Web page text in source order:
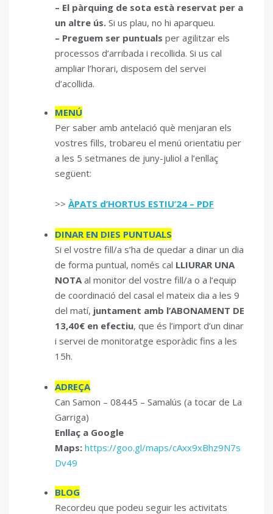
– El pàrquing de sota està reservat per a
un altre ús. Si us plau, no hi aparqueu.
– Preguem ser puntuals per agilitzar els
processos d’arribada i recollida. Si us cal
ampliar l’horari, disposem del servei
d’acollida.
MENÚ
Per saber amb antelació què menjaran els
vostres fills, trobareu el menú orientatiu per
a les 5 setmanes de juny-juliol a l’enllaç
següent:
>> ÀPATS d’HORTUS ESTIU’24 – PDF
DINAR EN DIES PUNTUALS
Si el vostre fill/a s’ha de quedar a dinar un dia
de forma puntual, només cal LLIURAR UNA
NOTAal monitor del vostre fill/a o a l’equip
de coordinació del casal el mateix dia a les 9
del matí, juntament amb l’ABONAMENT DE
13,40€ en efectiu, que és l’import d’un dinar
i servei de monitoratge esporàdic fins a les
15h.
ADREÇA
Can Samon – 08445 – Samalús (a tocar de La
Garriga)
Enllaç a Google
Maps: https://goo.gl/maps/cAxx9xBhz9N7s
Dv49
BLOG
Recordeu que podeu seguir les activitats